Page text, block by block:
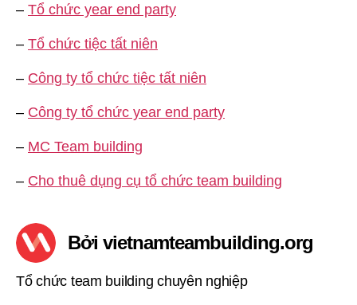
– Tổ chức year end party
– Tổ chức tiệc tất niên
– Công ty tổ chức tiệc tất niên
– Công ty tổ chức year end party
– MC Team building
– Cho thuê dụng cụ tổ chức team building
Bởi vietnamteambuilding.org
Tổ chức team building chuyên nghiệp